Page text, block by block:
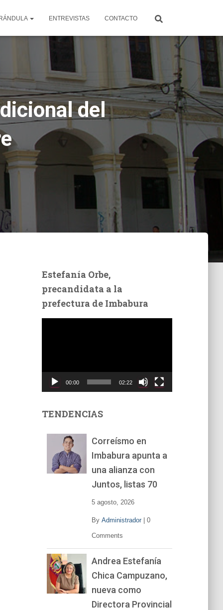
ENTREVISTAS CONTACTO
del
Estefanía Orbe,
precandidata a la
prefectura de Imbabura
t
00:00 02:22
TENDENCIAS
Correísmo en
Imbabura apunta a
una alianza con
Juntos, listas 70
5 agosto, 2026
By Administrador| 0
Comments
Andrea Estefanía
Chica Campuzano,
nueva como
Directora Provincial